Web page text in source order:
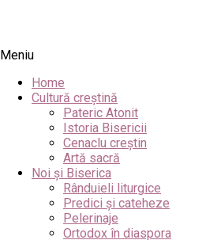
Meniu
Home
Cultură creștină
Pateric Atonit
Istoria Bisericii
Cenaclu creștin
Artă sacră
Noi și Biserica
Rânduieli liturgice
Predici și cateheze
Pelerinaje
Ortodox în diaspora